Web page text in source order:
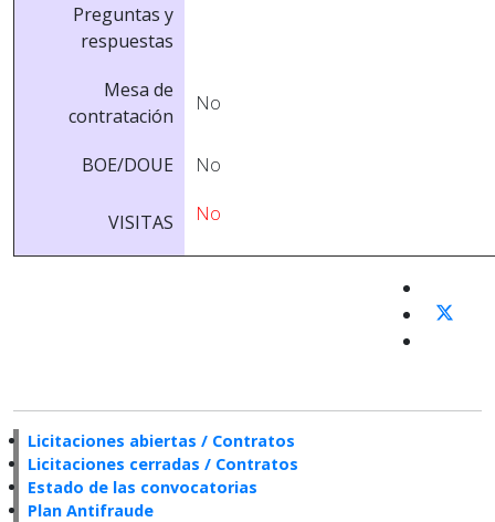
Preguntas y
respuestas
Mesa de
contratación
No
BOE/DOUE No
VISITAS No
Licitaciones abiertas / Contratos
Licitaciones cerradas / Contratos
Estado de las convocatorias
Plan Antifraude